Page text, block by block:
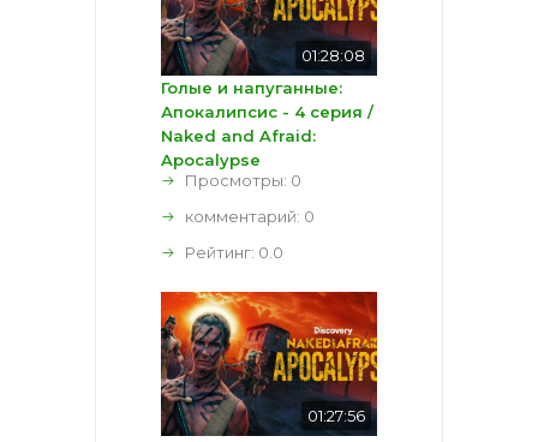
01:28:08
Голые и напуганные:
Апокалипсис - 4 серия /
Naked and Afraid:
Apocalypse
Просмотры: 0
комментарий: 0
Рейтинг: 0.0
01:27:56